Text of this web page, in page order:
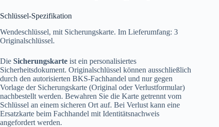
Schlüssel-Spezifikation
Wendeschlüssel, mit Sicherungskarte. Im Lieferumfang: 3
Originalschlüssel.
Die Sicherungskarte ist ein personalisiertes
Sicherheitsdokument. Originalschlüssel können ausschließlich
durch den autorisierten BKS-Fachhandel und nur gegen
Vorlage der Sicherungskarte (Original oder Verlustformular)
nachbestellt werden. Bewahren Sie die Karte getrennt vom
Schlüssel an einem sicheren Ort auf. Bei Verlust kann eine
Ersatzkarte beim Fachhandel mit Identitätsnachweis
angefordert werden.